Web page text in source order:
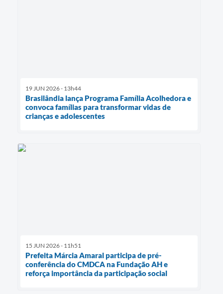
19 JUN 2026 - 13h44
Brasilândia lança Programa Família Acolhedora e
convoca famílias para transformar vidas de
crianças e adolescentes
15 JUN 2026 - 11h51
Prefeita Márcia Amaral participa de pré-
conferência do CMDCA na Fundação AH e
reforça importância da participação social